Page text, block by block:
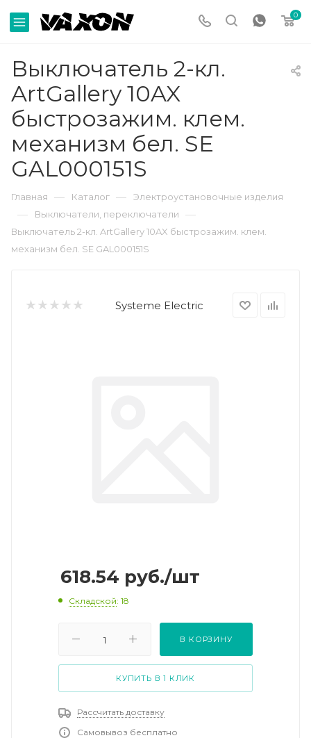
0
Выключатель 2-кл.
ArtGallery 10AX
быстрозажим. клем.
механизм бел. SE
GAL000151S
Главная — Каталог — Электроустановочные изделия
— Выключатели, переключатели —
Выключатель 2-кл. ArtGallery 10AX быстрозажим. клем.
механизм бел. SE GAL000151S
Systeme Electric
618.54 руб./шт
Складской: 18
В КОРЗИНУ
КУПИТЬ В 1 КЛИК
Рассчитать доставку
Самовывоз бесплатно